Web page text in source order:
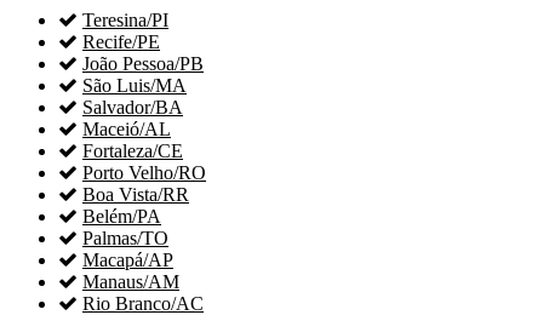
 Teresina/PI
 Recife/PE
 João Pessoa/PB
 São Luis/MA
 Salvador/BA
 Maceió/AL
 Fortaleza/CE
 Porto Velho/RO
 Boa Vista/RR
 Belém/PA
 Palmas/TO
 Macapá/AP
 Manaus/AM
 Rio Branco/AC